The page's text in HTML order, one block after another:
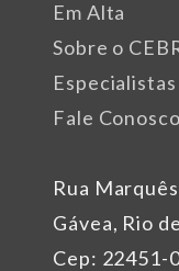
Rua
Gávea, Rio
Cep: 22451-
Em Alta
Sobre o
Especialistas
Fale Conosco